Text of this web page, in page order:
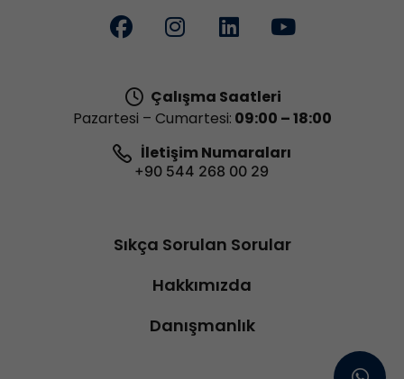
Çalışma Saatleri
Pazartesi – Cumartesi: 09:00 – 18:00
İletişim Numaraları
+90 544 268 00 29
Sıkça Sorulan Sorular
Hakkımızda
Danışmanlık